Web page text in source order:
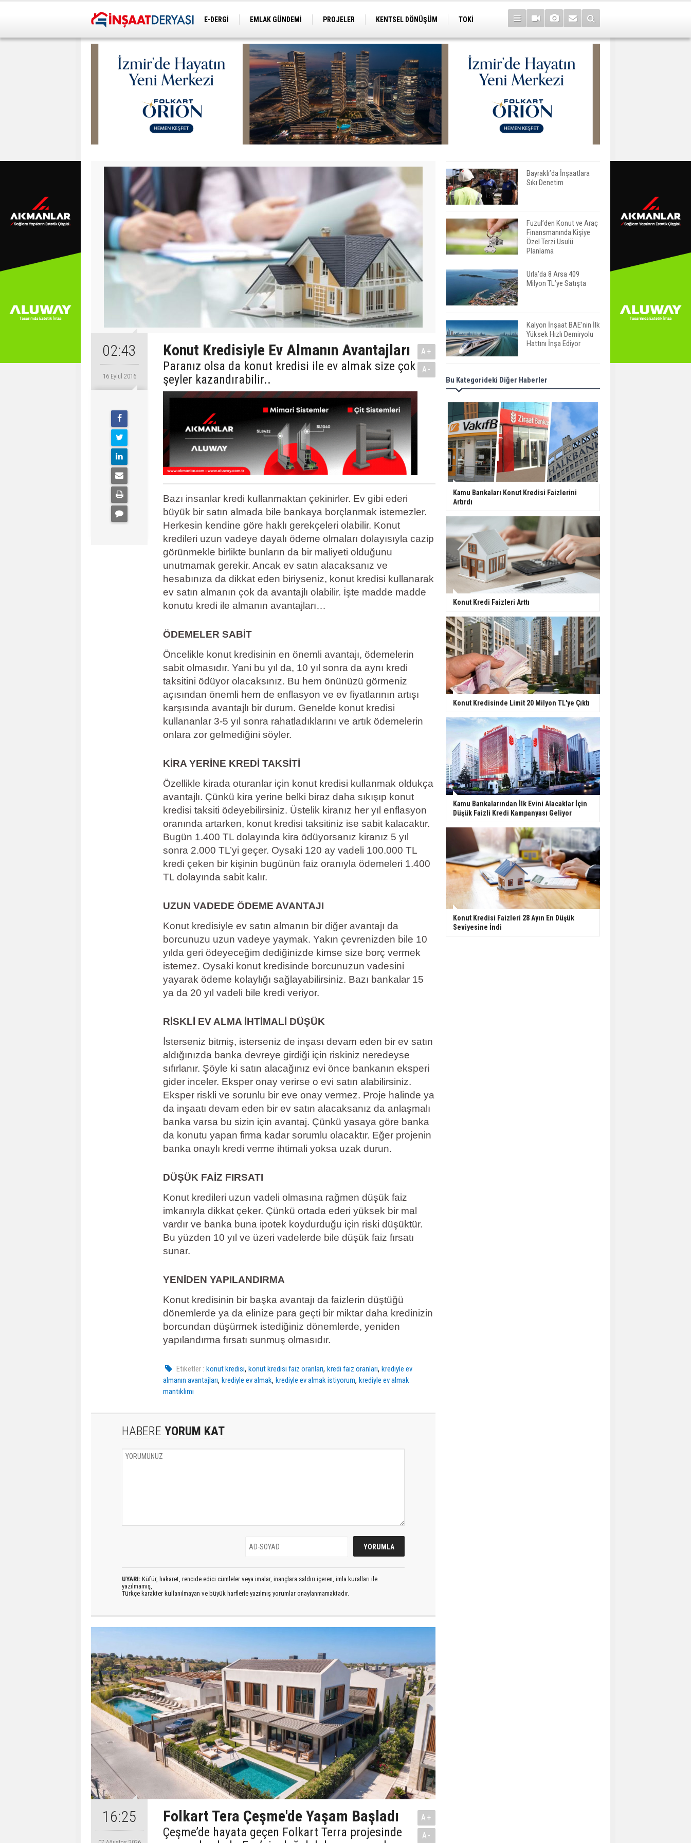
E-DERGİ EMLAK GÜNDEMİ PROJELER KENTSEL DÖNÜŞÜM
TOKİ
02:43
16 Eylül 2016
Konut Kredisiyle Ev Almanın Avantajları
Paranız olsa da konut kredisi ile ev almak size çok
şeyler kazandırabilir..
A+
A-
Bazı insanlar kredi kullanmaktan çekinirler. Ev gibi ederi
büyük bir satın almada bile bankaya borçlanmak istemezler.
Herkesin kendine göre haklı gerekçeleri olabilir. Konut
kredileri uzun vadeye dayalı ödeme olmaları dolayısıyla cazip
görünmekle birlikte bunların da bir maliyeti olduğunu
unutmamak gerekir. Ancak ev satın alacaksanız ve
hesabınıza da dikkat eden biriyseniz, konut kredisi kullanarak
ev satın almanın çok da avantajlı olabilir. İşte madde madde
konutu kredi ile almanın avantajları…
ÖDEMELER SABİT
Öncelikle konut kredisinin en önemli avantajı, ödemelerin
sabit olmasıdır. Yani bu yıl da, 10 yıl sonra da aynı kredi
taksitini ödüyor olacaksınız. Bu hem önünüzü görmeniz
açısından önemli hem de enflasyon ve ev fiyatlarının artışı
karşısında avantajlı bir durum. Genelde konut kredisi
kullananlar 3-5 yıl sonra rahatladıklarını ve artık ödemelerin
onlara zor gelmediğini söyler.
KİRA YERİNE KREDİ TAKSİTİ
Özellikle kirada oturanlar için konut kredisi kullanmak oldukça
avantajlı. Çünkü kira yerine belki biraz daha sıkışıp konut
kredisi taksiti ödeyebilirsiniz. Üstelik kiranız her yıl enflasyon
oranında artarken, konut kredisi taksitiniz ise sabit kalacaktır.
Bugün 1.400 TL dolayında kira ödüyorsanız kiranız 5 yıl
sonra 2.000 TL’yi geçer. Oysaki 120 ay vadeli 100.000 TL
kredi çeken bir kişinin bugünün faiz oranıyla ödemeleri 1.400
TL dolayında sabit kalır.
UZUN VADEDE ÖDEME AVANTAJI
Konut kredisiyle ev satın almanın bir diğer avantajı da
borcunuzu uzun vadeye yaymak. Yakın çevrenizden bile 10
yılda geri ödeyeceğim dediğinizde kimse size borç vermek
istemez. Oysaki konut kredisinde borcunuzun vadesini
yayarak ödeme kolaylığı sağlayabilirsiniz. Bazı bankalar 15
ya da 20 yıl vadeli bile kredi veriyor.
RİSKLİ EV ALMA İHTİMALİ DÜŞÜK
İsterseniz bitmiş, isterseniz de inşası devam eden bir ev satın
aldığınızda banka devreye girdiği için riskiniz neredeyse
sıfırlanır. Şöyle ki satın alacağınız evi önce bankanın eksperi
gider inceler. Eksper onay verirse o evi satın alabilirsiniz.
Eksper riskli ve sorunlu bir eve onay vermez. Proje halinde ya
da inşaatı devam eden bir ev satın alacaksanız da anlaşmalı
banka varsa bu sizin için avantaj. Çünkü yasaya göre banka
da konutu yapan firma kadar sorumlu olacaktır. Eğer projenin
banka onaylı kredi verme ihtimali yoksa uzak durun.
DÜŞÜK FAİZ FIRSATI
Konut kredileri uzun vadeli olmasına rağmen düşük faiz
imkanıyla dikkat çeker. Çünkü ortada ederi yüksek bir mal
vardır ve banka buna ipotek koydurduğu için riski düşüktür.
Bu yüzden 10 yıl ve üzeri vadelerde bile düşük faiz fırsatı
sunar.
YENİDEN YAPILANDIRMA
Konut kredisinin bir başka avantajı da faizlerin düştüğü
dönemlerde ya da elinize para geçti bir miktar daha kredinizin
borcundan düşürmek istediğiniz dönemlerde, yeniden
yapılandırma fırsatı sunmuş olmasıdır.
Etiketler : konut kredisi,konut kredisi faiz oranları,kredi faiz oranları,krediyle ev
almanın avantajları, krediyle ev almak, krediyle ev almak istiyorum, krediyle ev almak
mantıklımı
HABERE YORUM KAT
UYARI: Küfür, hakaret, rencide edici cümleler veya imalar, inançlara saldırı içeren, imla kuralları ile
yazılmamış,
Türkçe karakter kullanılmayan ve büyük harflerle yazılmış yorumlar onaylanmamaktadır.
16:25 Folkart Tera Çeşme'de Yaşam Başladı
Çeşme’de hayata geçen Folkart Terra projesinde
A+
A-
Bayraklı’da İnşaatlara
Sıkı Denetim
Fuzul’den Konut ve Araç
Finansmanında Kişiye
Özel Terzi Usulü
Planlama
Urla’da 8 Arsa 409
Milyon TL’ye Satışta
Kalyon İnşaat BAE'nin İlk
Yüksek Hızlı Demiryolu
Hattını İnşa Ediyor
ABD'de Konut Kredisi
Faizi Son Bir Yılın En
TOKİ 51 İlde 540 Konut
ve İş Yerini Satışa
Sunuyor
Yatırımcıların Bina Tercihi
Öne Çıkıyor
TOKİ'nin Kiralık Sosyal
Konut Modeli Kiraları
Düşürür Mü?
İkinci El Konut Fiyatları
İspanya'da Bir Yılda
Yüzde 16,2 Arttı
Konut Satışları Güçlü
Seyrini Korudu Yabancıya
Satış Geriledi
Bu Kategorideki Diğer Haberler
Kamu Bankaları Konut Kredisi Faizlerini
Artırdı
Konut Kredi Faizleri Arttı
Konut Kredisinde Limit 20 Milyon TL'ye Çıktı
Kamu Bankalarından İlk Evini Alacaklar İçin
Düşük Faizli Kredi Kampanyası Geliyor
Konut Kredisi Faizleri 28 Ayın En Düşük
Seviyesine İndi